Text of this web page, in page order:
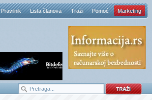
Pravilnik Lista članova Traži Pomoć Marketing